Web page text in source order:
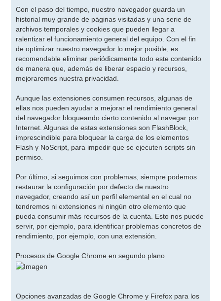
Con el paso del tiempo, nuestro navegador guarda un
historial muy grande de páginas visitadas y una serie de
archivos temporales y cookies que pueden llegar a
ralentizar el funcionamiento general del equipo. Con el fin
de optimizar nuestro navegador lo mejor posible, es
recomendable eliminar periódicamente todo este contenido
de manera que, además de liberar espacio y recursos,
mejoraremos nuestra privacidad.
Aunque las extensiones consumen recursos, algunas de
ellas nos pueden ayudar a mejorar el rendimiento general
del navegador bloqueando cierto contenido al navegar por
Internet. Algunas de estas extensiones son FlashBlock,
imprescindible para bloquear la carga de los elementos
Flash y NoScript, para impedir que se ejecuten scripts sin
permiso.
Por último, si seguimos con problemas, siempre podemos
restaurar la configuración por defecto de nuestro
navegador, creando así un perfil elemental en el cual no
tendremos ni extensiones ni ningún otro elemento que
pueda consumir más recursos de la cuenta. Esto nos puede
servir, por ejemplo, para identificar problemas concretos de
rendimiento, por ejemplo, con una extensión.
Procesos de Google Chrome en segundo plano
Opciones avanzadas de Google Chrome y Firefox para los